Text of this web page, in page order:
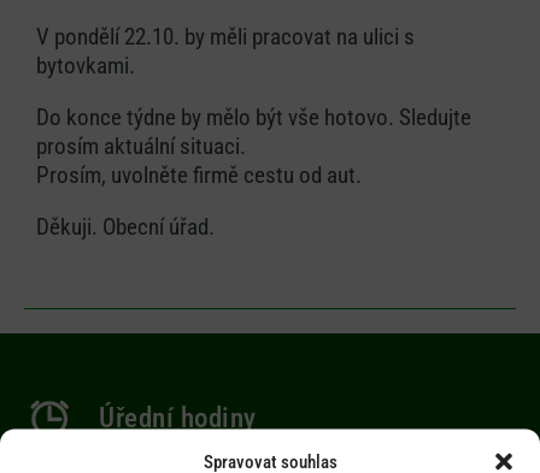
Spravovat souhlas
V pondělí 22.10. by měli pracovat na ulici s
bytovkami.
Do konce týdne by mělo být vše hotovo. Sledujte
prosím aktuální situaci.
Prosím, uvolněte firmě cestu od aut.
Děkuji. Obecní úřad.
Úřední hodiny